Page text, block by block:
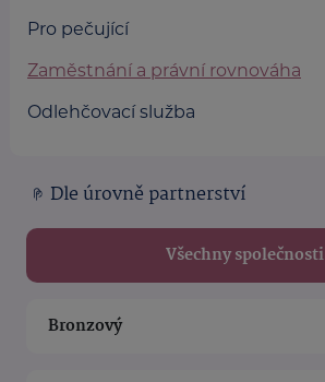
Pro pečující
Zaměstnání a právní rovnováha
Odlehčovací služba
Dle úrovně partnerství
Všechny společnosti
Bronzový